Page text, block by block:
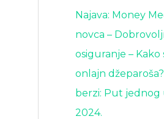
Najava: Money
novca –
osiguranje – Kako
onlajn
berzi: Put jednog
2024.